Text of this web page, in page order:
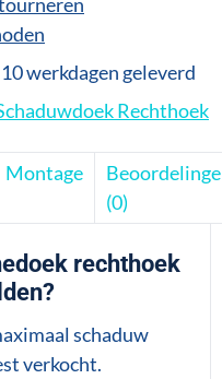
10 werkdagen geleverd
Rechthoek
Montage
(0)
rechthoek
schaduw
verkocht.